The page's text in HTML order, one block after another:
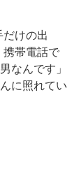
けの出
携帯電話で
なんです」
に照れてい